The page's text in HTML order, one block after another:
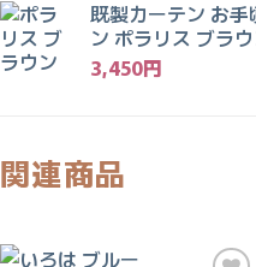
既製カーテン お
ン ポラリス ブラ
3,450円
関連商品